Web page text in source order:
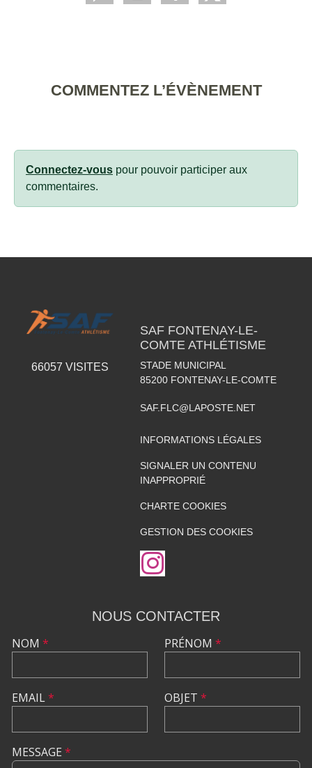
COMMENTEZ L’ÉVÈNEMENT
Connectez-vous pour pouvoir participer aux
commentaires.
66057 VISITES
SAF FONTENAY-LE-
COMTE ATHLÉTISME
STADE MUNICIPAL
85200 FONTENAY-LE-COMTE
SAF.FLC@LAPOSTE.NET
INFORMATIONS LÉGALES
SIGNALER UN CONTENU
INAPPROPRIÉ
CHARTE COOKIES
GESTION DES COOKIES
NOUS CONTACTER
NOM *
EMAIL*
PRÉNOM *
OBJET *
MESSAGE *